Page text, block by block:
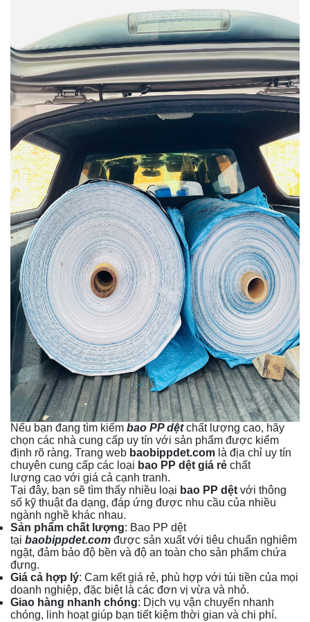
Nếu bạn đang tìm kiếm bao PP dệt chất lượng cao, hãy
chọn các nhà cung cấp uy tín với sản phẩm được kiểm
định rõ ràng. Trang web baobippdet.com là địa chỉ uy tín
chuyên cung cấp các loại bao PP dệt giá rẻ chất
lượng cao với giá cả cạnh tranh.
Tại đây, bạn sẽ tìm thấy nhiều loại bao PP dệt với thông
số kỹ thuật đa dạng, đáp ứng được nhu cầu của nhiều
ngành nghề khác nhau.
Sản phẩm chất lượng: Bao PP dệt
tại baobippdet.com được sản xuất với tiêu chuẩn nghiêm
ngặt, đảm bảo độ bền và độ an toàn cho sản phẩm chứa
đựng.
Giá cả hợp lý: Cam kết giá rẻ, phù hợp với túi tiền của mọi
doanh nghiệp, đặc biệt là các đơn vị vừa và nhỏ.
Giao hàng nhanh chóng: Dịch vụ vận chuyển nhanh
chóng, linh hoạt giúp bạn tiết kiệm thời gian và chi phí.